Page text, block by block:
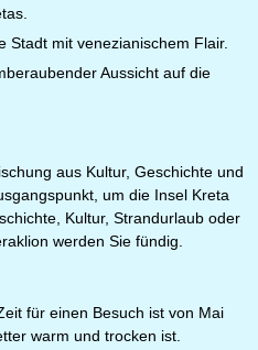
Stadt mit venezianischem Flair.
Aussicht auf die
aus Kultur, Geschichte und
um die Insel Kreta
Kultur, Strandurlaub oder
werden Sie fündig.
für einen Besuch ist von Mai
warm und trocken ist.